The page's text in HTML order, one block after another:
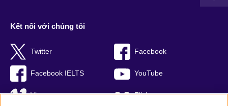
Kết nối với chúng tôi
Twitter Facebook
Facebook IELTS YouTube
Vimeo Flickr